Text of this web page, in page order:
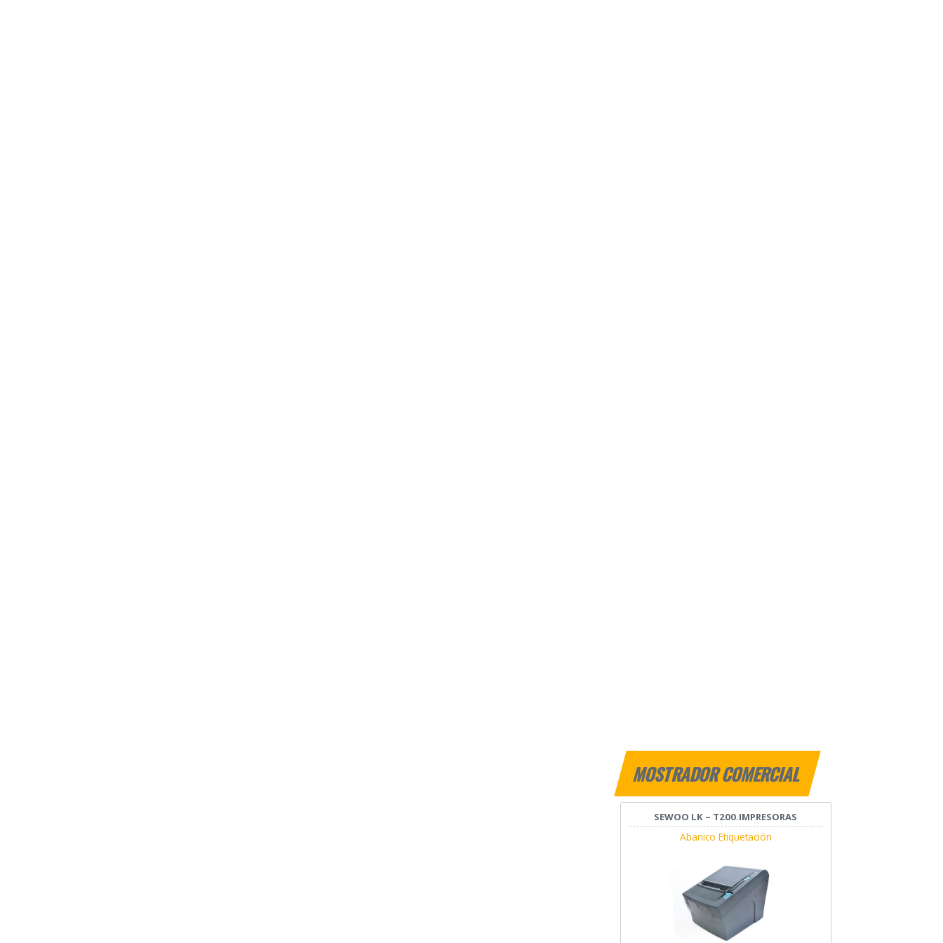
MOSTRADOR COMERCIAL
SEWOO LK – T200.IMPRESORAS
Abanico Etiquetación